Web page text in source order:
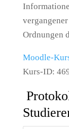
Ordnungen
Moodle-
Kurs-ID: